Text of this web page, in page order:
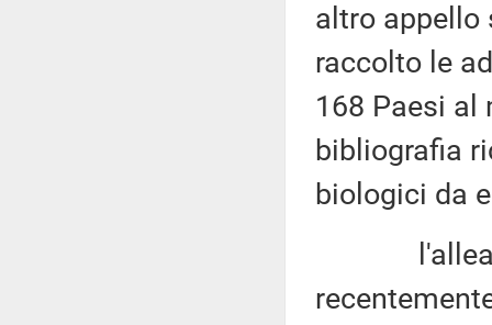
altro appello
raccolto le
168 Paesi al
bibliografia
biologici da
l'alleanza